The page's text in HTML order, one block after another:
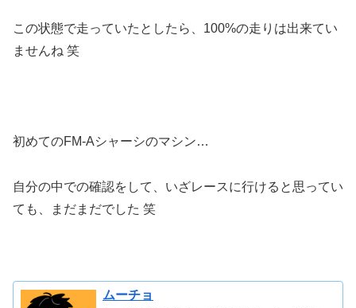
この状態で走っていたとしたら、100%の走りは出来てい
ませんね 笑
初めてのFM-Aシャーシのマシン…
自分の中での確認をして、いざレースに行けると思ってい
ても、まだまだでした 笑
ムーチョ